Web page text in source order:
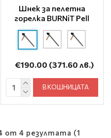
Шнек за пелетна
горелка BURNiT Pell
€190.00 (371.60 лв.)
В КОШНИЦАТА
от 4 резултата (1